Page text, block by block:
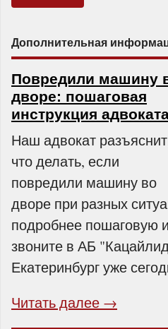
Дополнительная
Повредили машину
дворе: пошаговая
инструкция адвоката
Наш адвокат
что делать, если
повредили машину во
дворе при разных
подробнее пошаговую
звоните в АБ
Екатеринбург уже
Читать далее →